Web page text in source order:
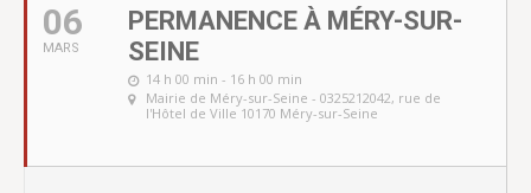
06
MARS
PERMANENCE À MÉRY-SUR-
SEINE
14 h 00 min - 16 h 00 min
Mairie de Méry-sur-Seine - 0325212042, rue de
l'Hôtel de Ville 10170 Méry-sur-Seine